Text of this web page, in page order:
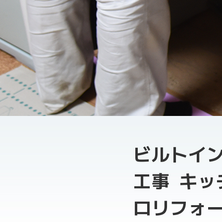
ビルトイ
工事 キッ
ロリフォ